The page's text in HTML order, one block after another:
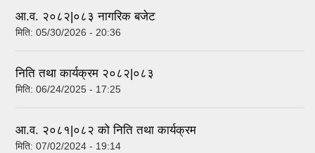
आ.व. २०८२|०८३ नागरिक बजेट
मिति: 05/30/2026 - 20:36
निति तथा कार्यक्रम २०८२|०८३
मिति: 06/24/2025 - 17:25
आ.व. २०८१|०८२ को निति तथा कार्यक्रम
मिति: 07/02/2024 - 19:14